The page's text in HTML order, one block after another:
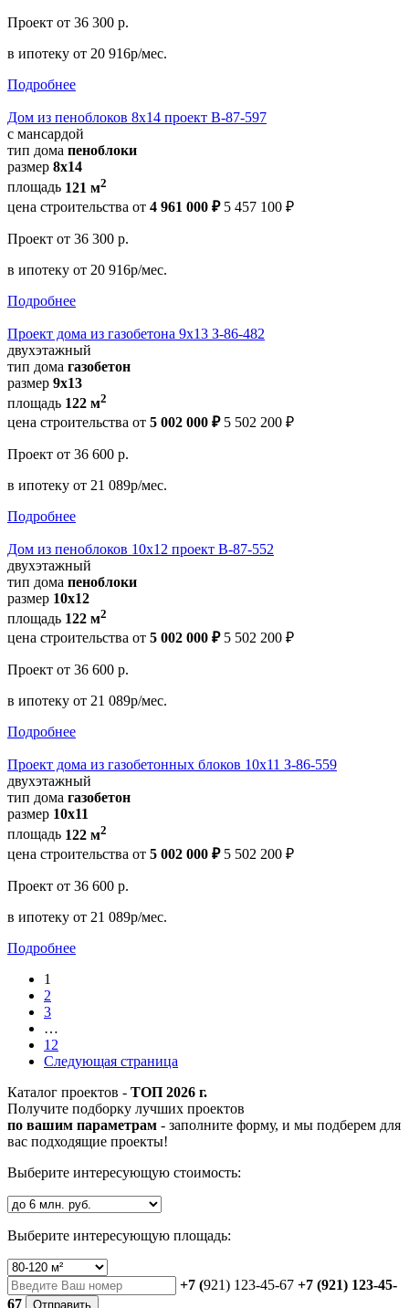
Проект от 36 300 р.
в ипотеку от 20 916р/мес.
Подробнее
Дом из пеноблоков 8х14 проект В-87-597
с мансардой
тип дома пеноблоки
размер 8х14
площадь 121 м2
цена строительства от 4 961 000 ₽ 5 457 100 ₽
Проект от 36 300 р.
в ипотеку от 20 916р/мес.
Подробнее
Проект дома из газобетона 9х13 З-86-482
двухэтажный
тип дома газобетон
размер 9х13
площадь 122 м2
цена строительства от 5 002 000 ₽ 5 502 200 ₽
Проект от 36 600 р.
в ипотеку от 21 089р/мес.
Подробнее
Дом из пеноблоков 10х12 проект В-87-552
двухэтажный
тип дома пеноблоки
размер 10х12
площадь 122 м2
цена строительства от 5 002 000 ₽ 5 502 200 ₽
Проект от 36 600 р.
в ипотеку от 21 089р/мес.
Подробнее
Проект дома из газобетонных блоков 10х11 З-86-559
двухэтажный
тип дома газобетон
размер 10х11
площадь 122 м2
цена строительства от 5 002 000 ₽ 5 502 200 ₽
Проект от 36 600 р.
в ипотеку от 21 089р/мес.
Подробнее
1
2
3
…
12
Следующая страница
Каталог проектов - ТОП 2026 г.
Получите подборку лучших проектов
по вашим параметрам - заполните форму, и мы подберем для
вас подходящие проекты!
Выберите интересующую стоимость:
Выберите интересующую площадь:
+7 (921) 123-45-67 +7 (921) 123-45-
67
Отправить